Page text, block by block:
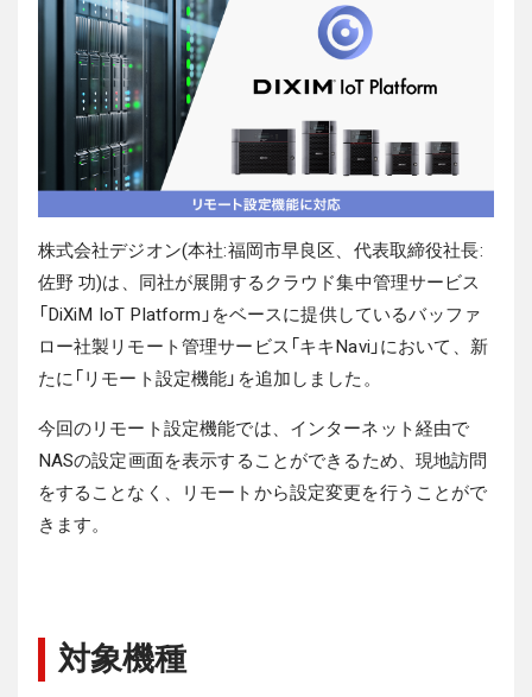
株式会社デジオン(本社:福岡市早良区、代表取締役社長:
佐野 功)は、同社が展開するクラウド集中管理サービス
「DiXiM IoT Platform」をベースに提供しているバッファ
ロー社製リモート管理サービス「キキNavi」において、新
たに「リモート設定機能」を追加しました。
今回のリモート設定機能では、インターネット経由で
NASの設定画面を表示することができるため、現地訪問
をすることなく、リモートから設定変更を行うことがで
きます。
対象機種